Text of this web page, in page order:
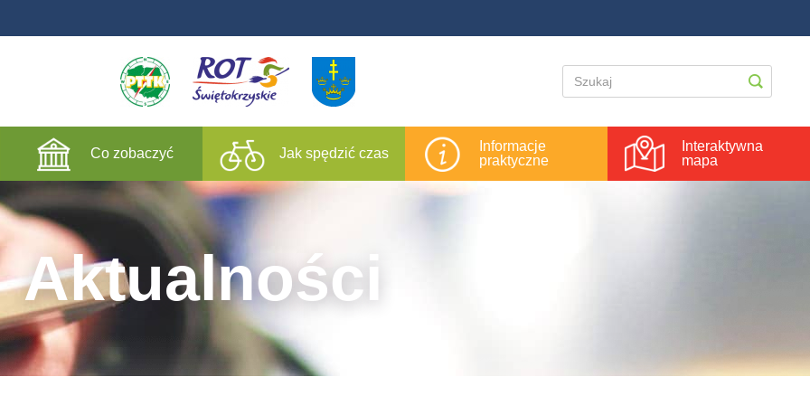
Co zobaczyć Jak spędzić czas
Informacje
praktyczne
Interaktywna
mapa
Aktualności